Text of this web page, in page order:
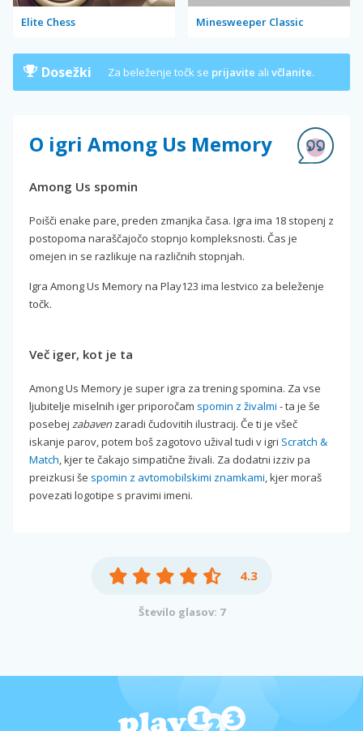
Elite Chess Minesweeper Classic
Dosežki Za beleženje točk se prijavite ali včlanite.
O igri Among Us Memory
Among Us spomin
Poišči enake pare, preden zmanjka časa. Igra ima 18 stopenj z
postopoma naraščajočo stopnjo kompleksnosti. Čas je
omejen in se razlikuje na različnih stopnjah.
Igra Among Us Memory na Play123 ima lestvico za beleženje
točk.
Več iger, kot je ta
Among Us Memory je super igra za trening spomina. Za vse
ljubitelje miselnih iger priporočam spomin z živalmi - ta je še
posebej zabavenzaradi čudovitih ilustracij. Če ti je všeč
iskanje parov, potem boš zagotovo užival tudi v igri Scratch &
Match, kjer te čakajo simpatične živali. Za dodatni izziv pa
preizkusi še spomin z avtomobilskimi znamkami, kjer moraš
povezati logotipe s pravimi imeni.
4.3
Število glasov: 7